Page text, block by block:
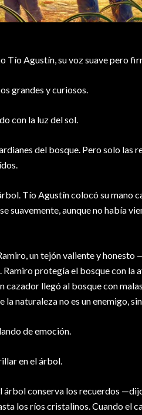
Tío Agustín, su voz suave pero
grandes y curiosos.
con la luz del sol.
del bosque. Pero solo las
Tío Agustín colocó su mano
suavemente, aunque no había
un tejón valiente y
protegía el bosque con la
cazador llegó al bosque con
naturaleza no es un enemigo,
de emoción.
en el árbol.
árbol conserva los recuerdos
los ríos cristalinos. Cuando el